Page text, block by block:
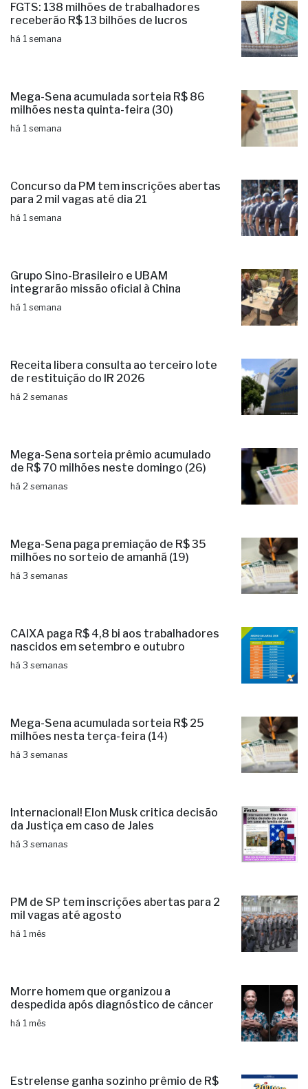
FGTS: 138 milhões de trabalhadores
receberão R$ 13 bilhões de lucros
há 1 semana
Mega-Sena acumulada sorteia R$ 86
milhões nesta quinta-feira (30)
há 1 semana
Concurso da PM tem inscrições abertas
para 2 mil vagas até dia 21
há 1 semana
Grupo Sino-Brasileiro e UBAM
integrarão missão oficial à China
há 1 semana
Receita libera consulta ao terceiro lote
de restituição do IR 2026
há 2 semanas
Mega-Sena sorteia prêmio acumulado
de R$ 70 milhões neste domingo (26)
há 2 semanas
Mega-Sena paga premiação de R$ 35
milhões no sorteio de amanhã (19)
há 3 semanas
CAIXA paga R$ 4,8 bi aos trabalhadores
nascidos em setembro e outubro
há 3 semanas
Mega-Sena acumulada sorteia R$ 25
milhões nesta terça-feira (14)
há 3 semanas
Internacional! Elon Musk critica decisão
da Justiça em caso de Jales
há 3 semanas
PM de SP tem inscrições abertas para 2
mil vagas até agosto
há 1 mês
Morre homem que organizou a
despedida após diagnóstico de câncer
há 1 mês
Estrelense ganha sozinho prêmio de R$